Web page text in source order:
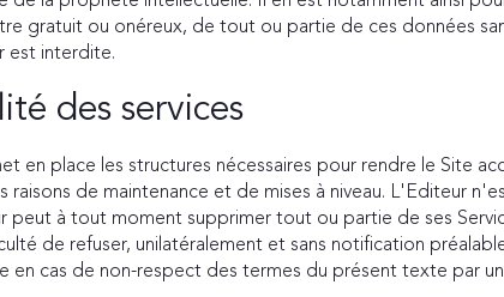
gratuit ou onéreux, de tout ou partie de ces données
est interdite.
des services
place les structures nécessaires pour rendre le Site
de maintenance et de mises à niveau. L'Editeur
à tout moment supprimer tout ou partie de ses
de refuser, unilatéralement et sans notification
cas de non-respect des termes du présent texte par